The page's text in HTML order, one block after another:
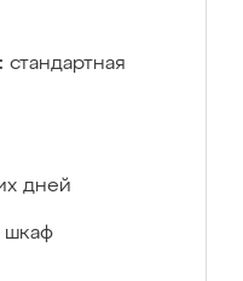
стандартная
дней
шкаф